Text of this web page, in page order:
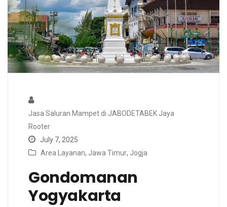
Jasa Saluran Mampet di JABODETABEK Jaya
Rooter
July 7, 2025
Area Layanan, Jawa Timur, Jogja
Gondomanan
Yogyakarta